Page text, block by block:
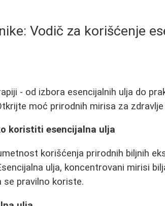
Vodič za korišćenje
- od izbora esencijalnih ulja do
moć prirodnih mirisa za
koristiti esencijalna ulja
korišćenja prirodnih biljnih
ulja, koncentrovani mirisi
se pravilno koriste.